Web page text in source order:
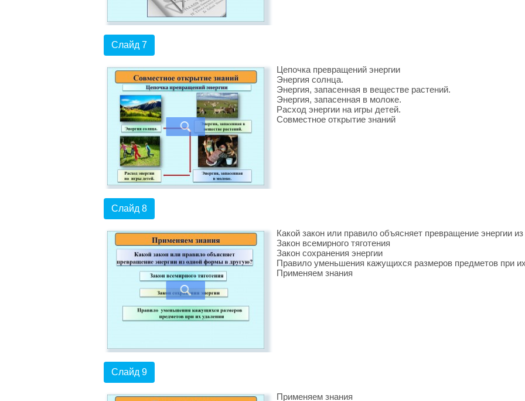
Слайд 7
Цепочка превращений энергии
Энергия солнца.
Энергия, запасенная в веществе растений.
Энергия, запасенная в молоке.
Расход энергии на игры детей.
Совместное открытие знаний
Слайд 8
Какой закон или правило объясняет превращение энергии
Закон всемирного тяготения
Закон сохранения энергии
Правило уменьшения кажущихся размеров предметов при
Применяем знания
Слайд 9
Применяем знания